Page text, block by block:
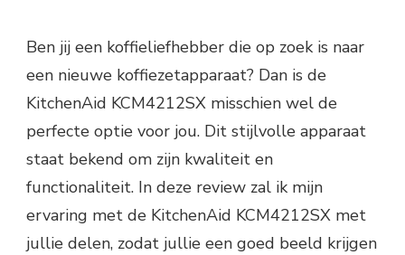
Ben jij een koffieliefhebber die op zoek is naar
een nieuwe koffiezetapparaat? Dan is de
KitchenAid KCM4212SX misschien wel de
perfecte optie voor jou. Dit stijlvolle apparaat
staat bekend om zijn kwaliteit en
functionaliteit. In deze review zal ik mijn
ervaring met de KitchenAid KCM4212SX met
jullie delen, zodat jullie een goed beeld krijgen